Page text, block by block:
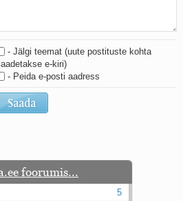
- Jälgi teemat (uute postituste kohta
e-kiri)
- Peida e-posti aadress
foorumis...
5